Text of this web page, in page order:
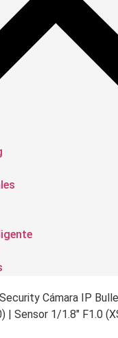
Cámara IP
| Sensor 1/1.8" F1.0